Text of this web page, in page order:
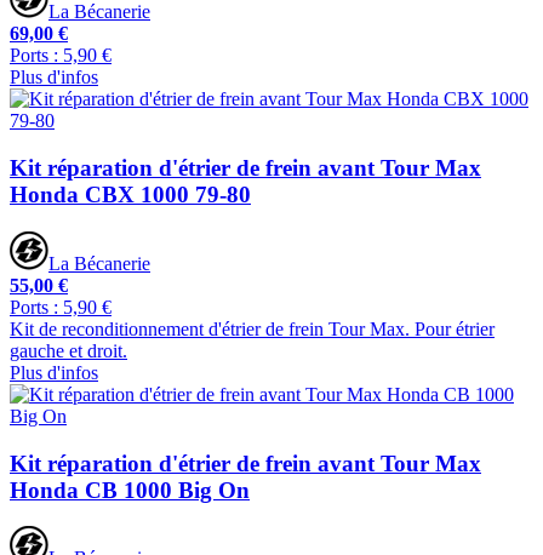
La Bécanerie
69,00 €
Ports : 5,90 €
Plus d'infos
Kit réparation d'étrier de frein avant Tour Max
Honda CBX 1000 79-80
La Bécanerie
55,00 €
Ports : 5,90 €
Kit de reconditionnement d'étrier de frein Tour Max. Pour étrier
gauche et droit.
Plus d'infos
Kit réparation d'étrier de frein avant Tour Max
Honda CB 1000 Big On